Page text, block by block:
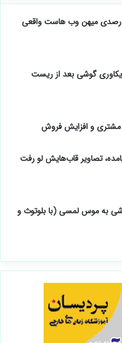
تخفیف 100 درصدی میهن وب هاست واقعی
ریکاوری گوشی بعد از ریست
مشتری و افزایش فروش
به موس لمسی (با بلوتوث و